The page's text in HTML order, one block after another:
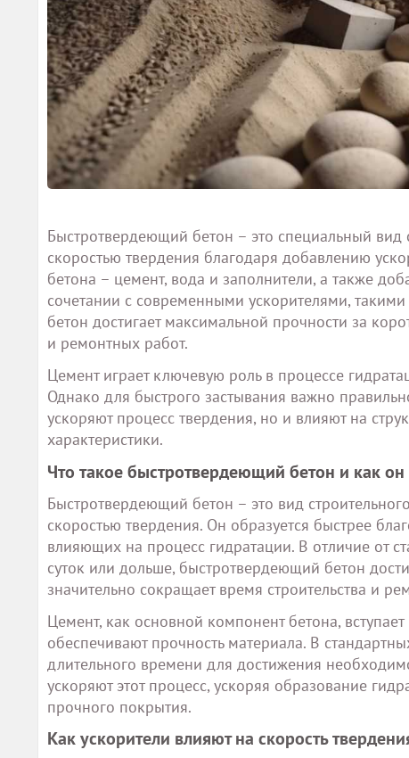
Быстротвердеющий бетон – это специальный вид
скоростью твердения благодаря добавлению
бетона – цемент, вода и заполнители, а также
сочетании с современными ускорителями,
бетон достигает максимальной прочности за
и ремонтных работ.
Цемент играет ключевую роль в процессе
Однако для быстрого застывания важно
ускоряют процесс твердения, но и влияют на
характеристики.
Что такое быстротвердеющий бетон и как он
Быстротвердеющий бетон – это вид
скоростью твердения. Он образуется быстрее
влияющих на процесс гидратации. В отличие от
суток или дольше, быстротвердеющий бетон
значительно сокращает время строительства и
Цемент, как основной компонент бетона,
обеспечивают прочность материала. В
длительного времени для достижения
ускоряют этот процесс, ускоряя образование
прочного покрытия.
Как ускорители влияют на скорость